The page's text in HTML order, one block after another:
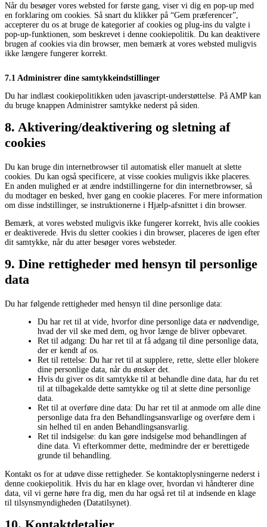
Når du besøger vores websted for første gang, viser vi dig en pop-up med
en forklaring om cookies. Så snart du klikker på “Gem præferencer”,
accepterer du os at bruge de kategorier af cookies og plug-ins du valgte i
pop-up-funktionen, som beskrevet i denne cookiepolitik. Du kan deaktivere
brugen af ​​cookies via din browser, men bemærk at vores websted muligvis
ikke længere fungerer korrekt.
7.1 Administrer dine samtykkeindstillinger
Du har indlæst cookiepolitikken uden javascript-understøttelse. På AMP kan
du bruge knappen Administrer samtykke nederst på siden.
8. Aktivering/deaktivering og sletning af
cookies
Du kan bruge din internetbrowser til automatisk eller manuelt at slette
cookies. Du kan også specificere, at visse cookies muligvis ikke placeres.
En anden mulighed er at ændre indstillingerne for din internetbrowser, så
du modtager en besked, hver gang en cookie placeres. For mere information
om disse indstillinger, se instruktionerne i Hjælp-afsnittet i din browser.
Bemærk, at vores websted muligvis ikke fungerer korrekt, hvis alle cookies
er deaktiverede. Hvis du sletter cookies i din browser, placeres de igen efter
dit samtykke, når du atter besøger vores websteder.
9. Dine rettigheder med hensyn til personlige
data
Du har følgende rettigheder med hensyn til dine personlige data:
Du har ret til at vide, hvorfor dine personlige data er nødvendige,
hvad der vil ske med dem, og hvor længe de bliver opbevaret.
Ret til adgang: Du har ret til at få adgang til dine personlige data,
der er kendt af os.
Ret til rettelse: Du har ret til at supplere, rette, slette eller blokere
dine personlige data, når du ønsker det.
Hvis du giver os dit samtykke til at behandle dine data, har du ret
til at tilbagekalde dette samtykke og til at slette dine personlige
data.
Ret til at overføre dine data: Du har ret til at anmode om alle dine
personlige data fra den Behandlingsansvarlige og overføre dem i
sin helhed til en anden Behandlingsansvarlig.
Ret til indsigelse: du kan gøre indsigelse mod behandlingen af ​​
dine data. Vi efterkommer dette, medmindre der er berettigede
grunde til behandling.
Kontakt os for at udøve disse rettigheder. Se kontaktoplysningerne nederst i
denne cookiepolitik. Hvis du har en klage over, hvordan vi håndterer dine
data, vil vi gerne høre fra dig, men du har også ret til at indsende en klage
til tilsynsmyndigheden (Datatilsynet).